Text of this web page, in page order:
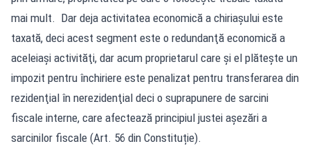
mai mult. Dar deja activitatea economică a chiriaşului este
taxată, deci acest segment este o redundanţă economică a
aceleiaşi activităţi, dar acum proprietarul care şi el plăteşte un
impozit pentru închiriere este penalizat pentru transferarea din
rezidenţial în nerezidenţial deci o suprapunere de sarcini
fiscale interne, care afectează principiul justei așezări a
sarcinilor fiscale (Art. 56 din Constituție).